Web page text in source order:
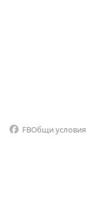
FBОбщи условия